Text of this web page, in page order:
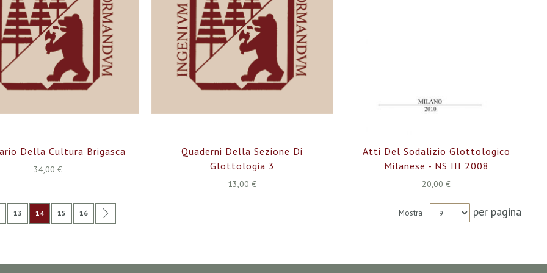
Della Cultura Brigasca
34,00 €
Quaderni Della Sezione Di
Glottologia 3
13,00 €
Atti Del Sodalizio Glottologico
Milanese - NS III 2008
20,00 €
Pagina
13 Attualmente stai leggendo la pagina
14 Pagina
15 Pagina
16 Mostra per pagina